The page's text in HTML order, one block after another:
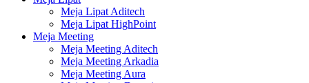
Meja Lipat Aditech
Meja Lipat HighPoint
Meja Meeting
Meja Meeting Aditech
Meja Meeting Arkadia
Meja Meeting Aura